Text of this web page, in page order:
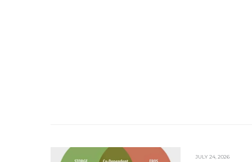
JULY 24, 2026